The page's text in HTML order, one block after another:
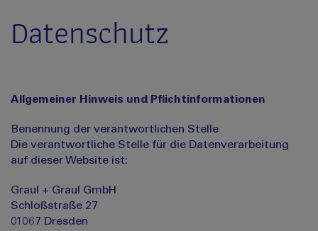
Datenschutz
Allgemeiner Hinweis und Pflichtinformationen
Benennung der verantwortlichen Stelle
Die verantwortliche Stelle für die Datenverarbeitung
auf dieser Website ist:
Graul + Graul GmbH
Schloßstraße 27
01067 Dresden